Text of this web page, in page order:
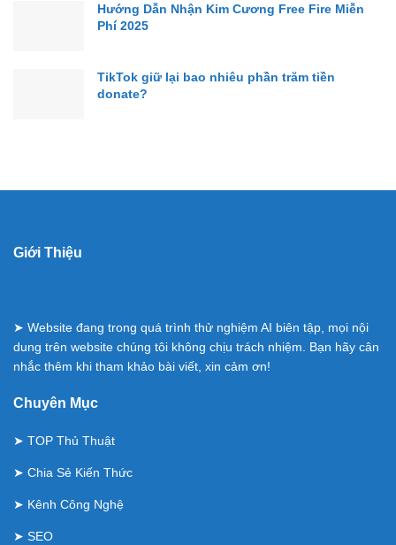
Hướng Dẫn Nhận Kim Cương Free Fire Miễn
Phí 2025
TikTok giữ lại bao nhiêu phần trăm tiền
donate?
Giới Thiệu
➤ Website đang trong quá trình thử nghiệm AI biên tập, mọi nội
dung trên website chúng tôi không chịu trách nhiệm. Bạn hãy cân
nhắc thêm khi tham khảo bài viết, xin cảm ơn!
Chuyên Mục
➤ TOP Thủ Thuật
➤ Chia Sẻ Kiến Thức
➤ Kênh Công Nghệ
➤ SEO